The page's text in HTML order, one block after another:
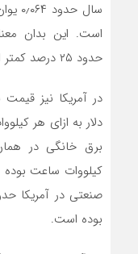
سال
است. این بدان
حدود ۲۵ درصد کمتر از قیمت برق خانگی بوده است.
دلار به ازای هر
کیلووات ساعت
بوده است.